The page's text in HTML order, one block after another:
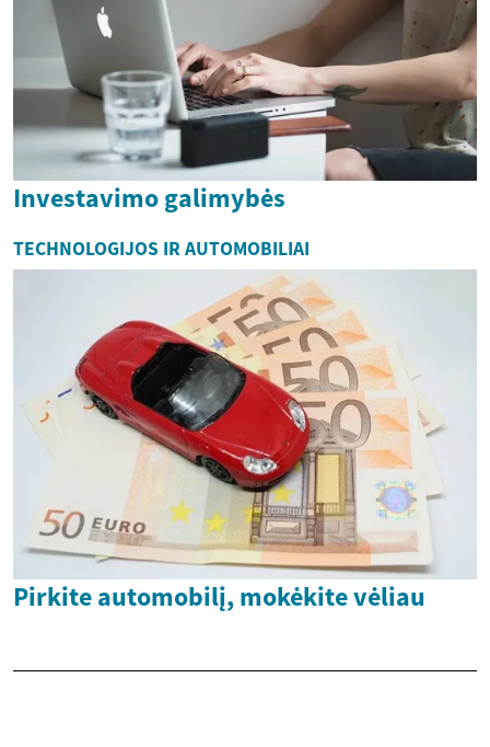
Investavimo galimybės
TECHNOLOGIJOS IR AUTOMOBILIAI
Pirkite automobilį, mokėkite vėliau